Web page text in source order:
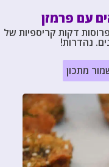
עם פרמזן
דקות קריספיות של
נהדרות!
מתכון